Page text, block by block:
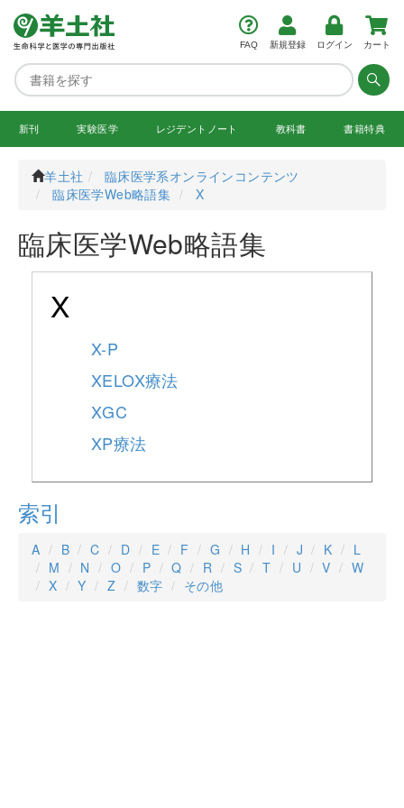
FAQ 新規登録 ログイン カート
新刊 実験医学 レジデント ノート 教科書 書籍特典
羊土社
臨床医学系オンラインコンテンツ
臨床医学Web略語集
X
臨床医学Web略語集
X
X-P
XELOX療法
XGC
XP療法
索引
A B C D E F G H I J K
L
M
N O P Q R S T U V
W
X
Y Z 数字 その他